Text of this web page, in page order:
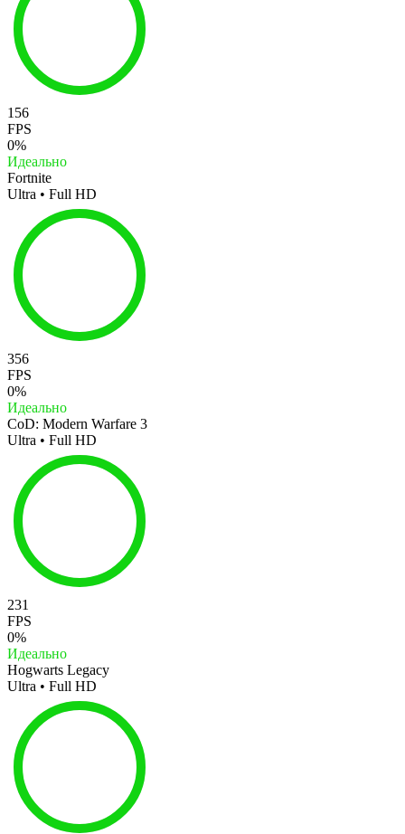
156
FPS
0%
Идеально
Fortnite
Ultra • Full HD
356
FPS
0%
Идеально
CoD: Modern Warfare 3
Ultra • Full HD
231
FPS
0%
Идеально
Hogwarts Legacy
Ultra • Full HD